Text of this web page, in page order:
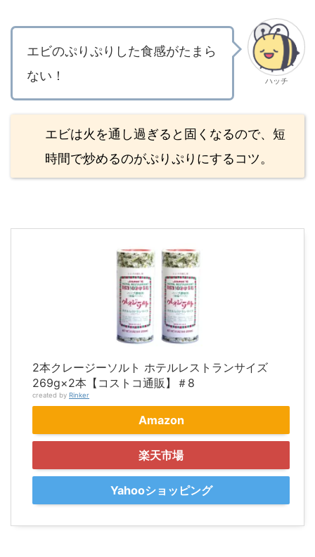
エビのぷりぷりした食感がたまら
ない！
ハッチ
エビは火を通し過ぎると固くなるので、短
時間で炒めるのがぷりぷりにするコツ。
2本クレージーソルト ホテルレストランサイズ
269g×2本【コストコ通販】＃8
created by Rinker
Amazon
楽天市場
Yahooショッピング